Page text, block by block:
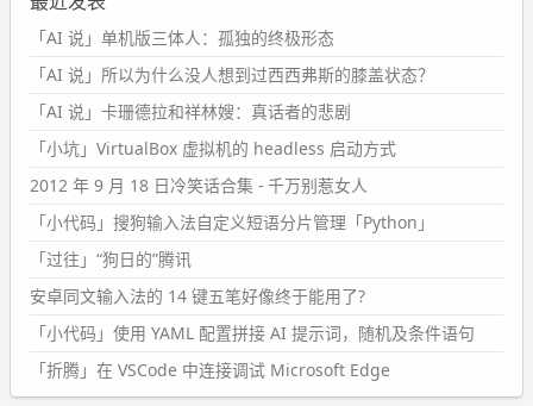
「AI 说」单机版三体人：孤独的终极形态
「AI 说」所以为什么没人想到过西西弗斯的膝盖状态？
「AI 说」卡珊德拉和祥林嫂：真话者的悲剧
「小坑」VirtualBox 虚拟机的 headless 启动方式
2012 年 9 月 18 日冷笑话合集 - 千万别惹女人
「小代码」搜狗输入法自定义短语分片管理「Python」
「过往」“狗日的”腾讯
安卓同文输入法的 14 键五笔好像终于能用了?
「小代码」使用 YAML 配置拼接 AI 提示词，随机及条件语句
「折腾」在 VSCode 中连接调试 Microsoft Edge